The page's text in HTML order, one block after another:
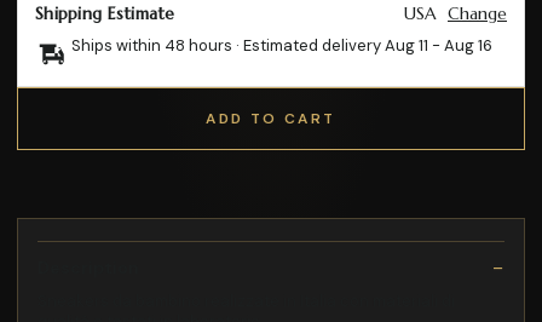
Shipping Estimate USA Change
Ships within 48 hours · Estimated deliveryAug 11 - Aug 16
ADD TO CART